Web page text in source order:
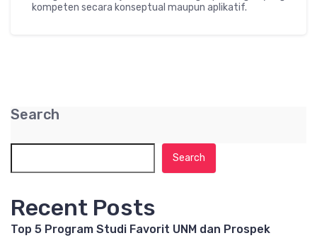
kompeten secara konseptual maupun aplikatif.
Search
Search
Recent Posts
Top 5 Program Studi Favorit UNM dan Prospek